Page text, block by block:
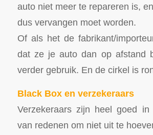
auto niet meer te repareren is,
dus vervangen moet worden.
Of als het de fabrikant/
dat ze je auto dan op afstand
verder gebruik. En de cirkel is
Black Box en verzekeraars
Verzekeraars zijn heel goed in
van redenen om niet uit te